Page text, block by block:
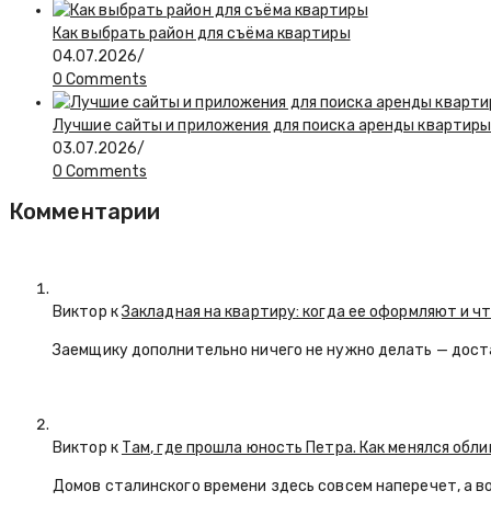
Как выбрать район для съёма квартиры
04.07.2026/
0 Comments
Лучшие сайты и приложения для поиска аренды
03.07.2026/
0 Comments
Комментарии
Виктор кЗакладная на квартиру: когда ее оформляют и
Заемщику дополнительно ничего не нужно делать —
Виктор к Там, где прошла юность Петра. Как менялся
Домов сталинского времени здесь совсем наперечет, а